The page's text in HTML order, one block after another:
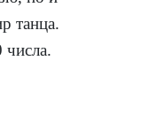
танца.